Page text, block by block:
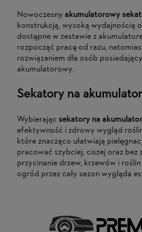
Nowoczesny akumulatorowy
konstrukcją, wysoką wydajnością
dostępne w zestawie z
rozpocząć pracę od razu,
rozwiązaniem dla osób
akumulatorowy.
Sekatory na akumulator
Wybierając sekatory na akumulator
efektywność i zdrowy wygląd
które znacząco ułatwiają
pracować szybciej, ciszej oraz bez
przycinanie drzew, krzewów i
ogród przez cały sezon wygląda